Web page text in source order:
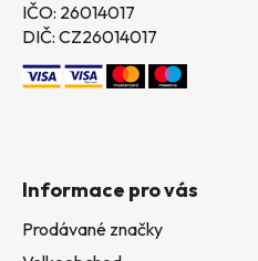
IČO: 26014017
DIČ: CZ26014017
Informace pro vás
Prodávané značky